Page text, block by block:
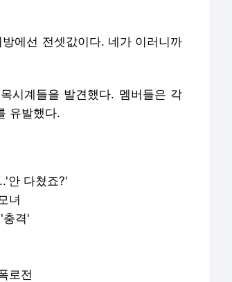
에선 전셋값이다. 네가 이러니까
시계들을 발견했다. 멤버들은 각
유발했다.
안 다쳤죠?'
녀
충격'
로전